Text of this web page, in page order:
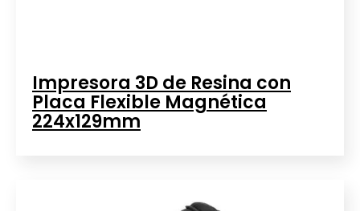
Impresora 3D de Resina con
Placa Flexible Magnética
224x129mm